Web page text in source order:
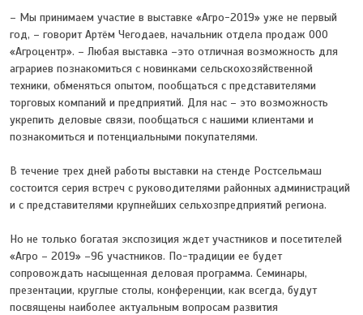
– Мы принимаем участие в выставке «Агро-2019» уже не первый
год, – говорит Артём Чегодаев, начальник отдела продаж ООО
«Агроцентр». – Любая выставка –это отличная возможность для
аграриев познакомиться с новинками сельскохозяйственной
техники, обменяться опытом, пообщаться с представителями
торговых компаний и предприятий. Для нас – это возможность
укрепить деловые связи, пообщаться с нашими клиентами и
познакомиться и потенциальными покупателями.
В течение трех дней работы выставки на стенде Ростсельмаш
состоится серия встреч с руководителями районных администраций
и с представителями крупнейших сельхозпредприятий региона.
Но не только богатая экспозиция ждет участников и посетителей
«Агро – 2019» –96 участников. По-традиции ее будет
сопровождать насыщенная деловая программа. Семинары,
презентации, круглые столы, конференции, как всегда, будут
посвящены наиболее актуальным вопросам развития